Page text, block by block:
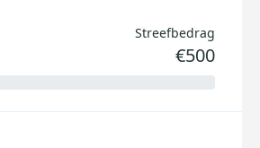
Streefbedrag
€500